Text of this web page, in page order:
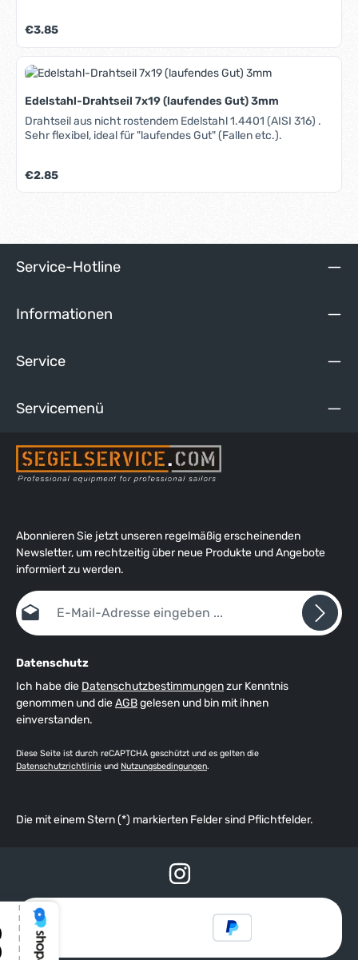
Regulärer Preis:
€3.85
Edelstahl-Drahtseil 7x19 (laufendes Gut) 3mm
Drahtseil aus nicht rostendem Edelstahl 1.4401 (AISI 316) .
Sehr flexibel, ideal für "laufendes Gut" (Fallen etc.).
Regulärer Preis:
€2.85
Service-Hotline
Informationen
Service
Servicemenü
Abonnieren Sie jetzt unseren regelmäßig erscheinenden
Newsletter, um rechtzeitig über neue Produkte und Angebote
informiert zu werden.
E-Mail-Adresse*
Datenschutz
Ich habe die Datenschutzbestimmungenzur Kenntnis
genommen und dieAGBgelesen und bin mit ihnen
einverstanden.
Diese Seite ist durch reCAPTCHA geschützt und es gelten die
Datenschutzrichtlinie und Nutzungsbedingungen.
Die mit einem Stern (*) markierten Felder sind Pflichtfelder.